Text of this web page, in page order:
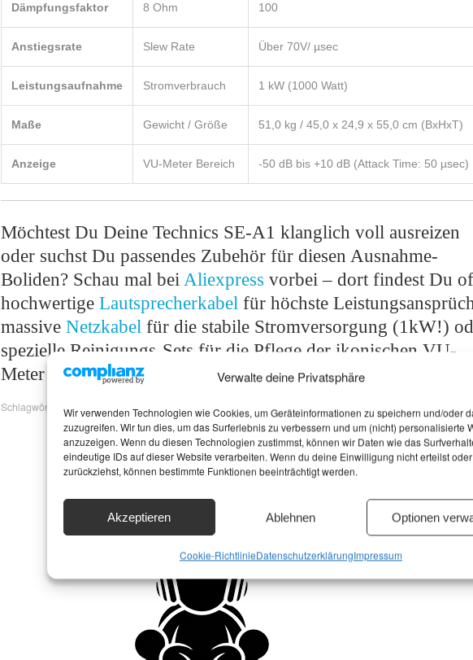
Verwalte deine Privatsphäre
Wir verwenden Technologien wie Cookies, um Geräteinformationen zu speichern und/oder
zuzugreifen. Wir tun dies, um das Surferlebnis zu verbessern und um (nicht) personalisierte
anzuzeigen. Wenn du diesen Technologien zustimmst, können wir Daten wie das
eindeutige IDs auf dieser Website verarbeiten. Wenn du deine Einwilligung nicht erteilst oder
zurückziehst, können bestimmte Funktionen beeinträchtigt werden.
Akzeptieren Ablehnen Optionen
Cookie-RichtlinieDatenschutzerklärungImpressum
Dämpfungsfaktor 8 Ohm 100
Anstiegsrate Slew Rate Über 70V/ µsec
Leistungsaufnahme Stromverbrauch 1 kW (1000 Watt)
Maße Gewicht / Größe 51,0 kg / 45,0 x 24,9 x 55,0 cm (BxHxT)
Anzeige VU-Meter Bereich -50 dB bis +10 dB (Attack Time: 50 µsec)
Möchtest Du Deine Technics SE-A1 klanglich voll ausreizen
oder suchst Du passendes Zubehör für diesen Ausnahme-
Boliden? Schau mal bei Aliexpress vorbei – dort findest Du
hochwertige Lautsprecherkabelfür höchste
massive Netzkabelfür die stabile Stromversorgung (1kW!)
spezielle Reinigungs-Sets für die Pflege der ikonischen VU-
Meter Deiner Technics Referenz-Endstufe!
Schlagwörter:High End Vorstufe